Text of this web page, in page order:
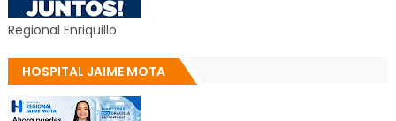
Regional Enriquillo
HOSPITAL JAIME MOTA